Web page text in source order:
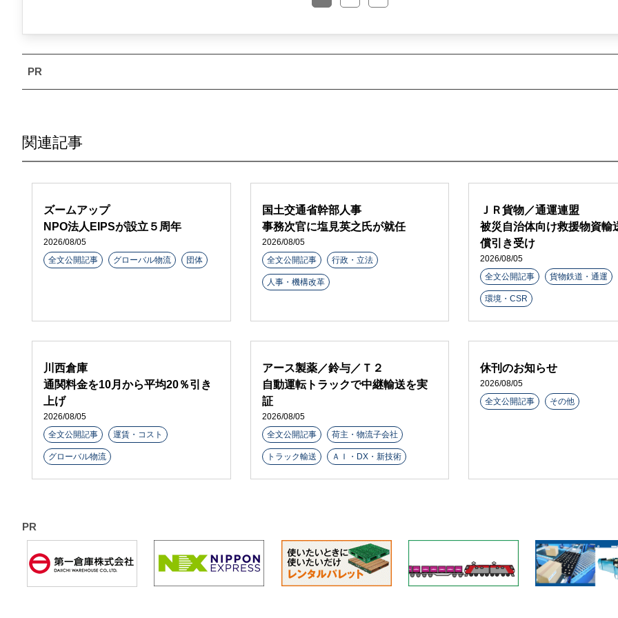
関連記事
ズームアップ
NPO法人EIPSが設立５周年
2026/08/05
全文公開記事
グローバル物流 団体
国土交通省幹部人事
事務次官に塩見英之氏が就任
2026/08/05
全文公開記事
行政・立法
人事・機構改革
ＪＲ貨物／通運連盟
被災自治体向け救援物資輸
償引き受け
2026/08/05
全文公開記事
貨物鉄道・通運
環境・CSR
川西倉庫
通関料金を10月から平均20％引き
上げ
2026/08/05
全文公開記事
運賃・コスト
グローバル物流
アース製薬／鈴与／Ｔ２
自動運転トラックで中継輸送を実
証
2026/08/05
全文公開記事
荷主・物流子会社
トラック輸送 ＡＩ・DX・新技術
休刊のお知らせ
2026/08/05
全文公開記事
その他